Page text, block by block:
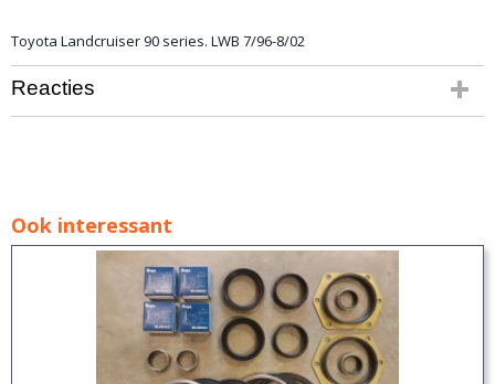
Toyota Landcruiser 90 series. LWB 7/96-8/02
Reacties
Ook interessant